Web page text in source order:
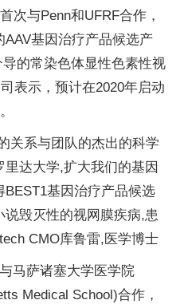
次与Penn和UFRF合作，
基因治疗产品候选产
的常染色体显性色素性视
表示，预计在2020年启动
关系与团队的杰出的科学
达大学,扩大我们的基因
基因治疗产品候选
说毁灭性的视网膜疾病,患
CMO库鲁雷,医学博士
马萨诸塞大学医学院
Medical School)合作，